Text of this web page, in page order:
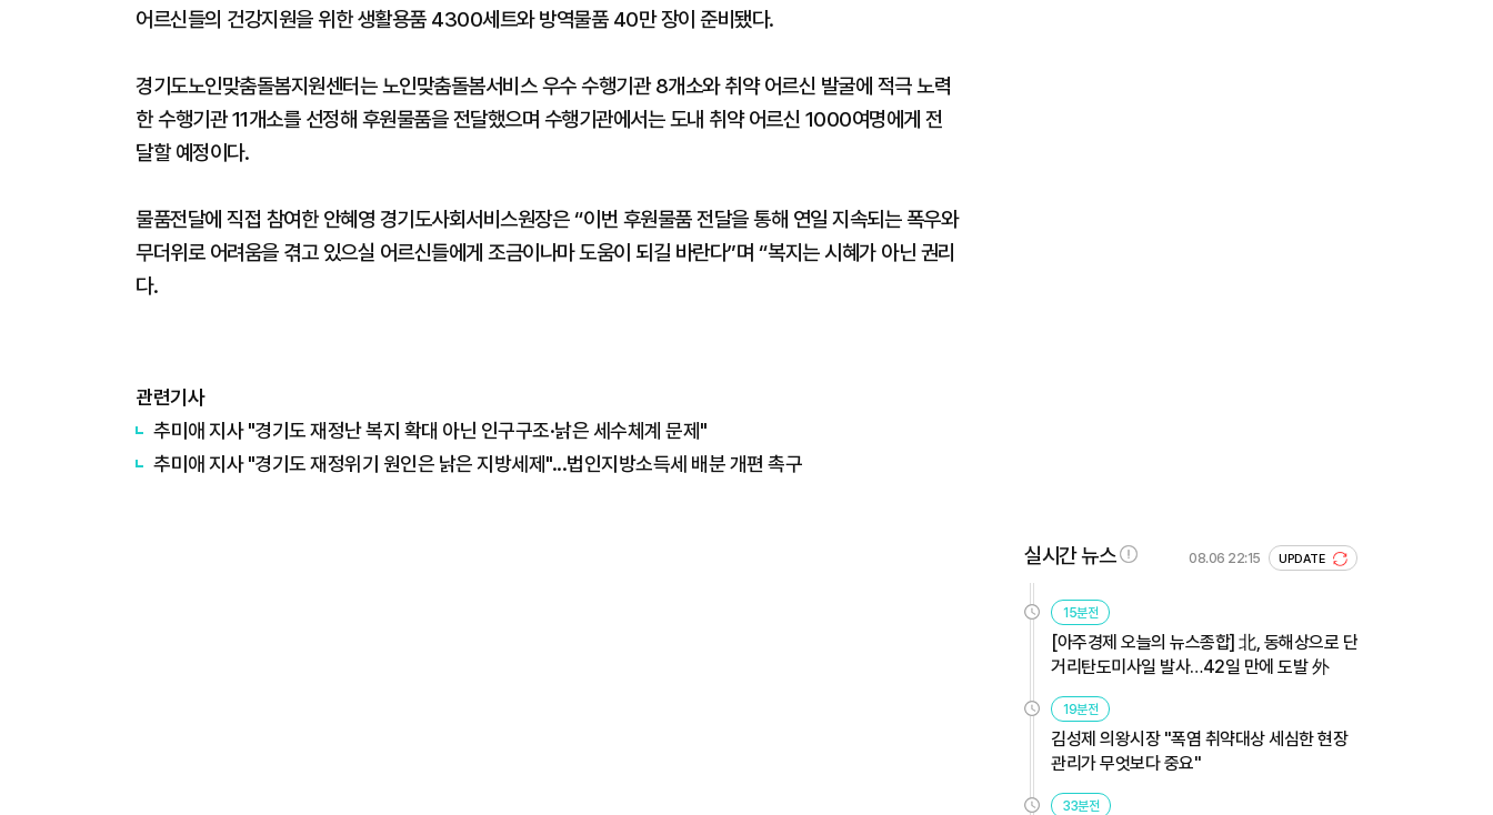
어르신들의 건강지원을 위한 생활용품 4300세트와 방역물품 40만 장이 준비됐다.
경기도노인맞춤돌봄지원센터는 노인맞춤돌봄서비스 우수 수행기관 8개소와 취약 어르신 발굴에 적극 노력
한 수행기관 11개소를 선정해 후원물품을 전달했으며 수행기관에서는 도내 취약 어르신 1000여명에게 전
달할 예정이다.
물품전달에 직접 참여한 안혜영 경기도사회서비스원장은 “이번 후원물품 전달을 통해 연일 지속되는 폭우와
무더위로 어려움을 겪고 있으실 어르신들에게 조금이나마 도움이 되길 바란다”며 “복지는 시혜가 아닌 권리
다.
관련기사
추미애 지사 "경기도 재정난 복지 확대 아닌 인구구조·낡은 세수체계 문제"
추미애 지사 "경기도 재정위기 원인은 낡은 지방세제"...법인지방소득세 배분 개편 촉구
실시간 뉴스 08.06 22:15 UPDATE
15분전
[아주경제 오늘의 뉴스종합] 北, 동해상으로 단
거리탄도미사일 발사…42일 만에 도발 外
19분전
김성제 의왕시장 "폭염 취약대상 세심한 현장
관리가 무엇보다 중요"
33분전